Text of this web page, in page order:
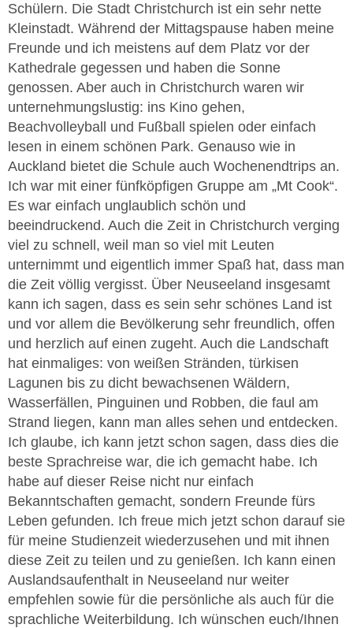
Schülern. Die Stadt Christchurch ist ein sehr nette
Kleinstadt. Während der Mittagspause haben meine
Freunde und ich meistens auf dem Platz vor der
Kathedrale gegessen und haben die Sonne
genossen. Aber auch in Christchurch waren wir
unternehmungslustig: ins Kino gehen,
Beachvolleyball und Fußball spielen oder einfach
lesen in einem schönen Park. Genauso wie in
Auckland bietet die Schule auch Wochenendtrips an.
Ich war mit einer fünfköpfigen Gruppe am „Mt Cook“.
Es war einfach unglaublich schön und
beeindruckend. Auch die Zeit in Christchurch verging
viel zu schnell, weil man so viel mit Leuten
unternimmt und eigentlich immer Spaß hat, dass man
die Zeit völlig vergisst. Über Neuseeland insgesamt
kann ich sagen, dass es sein sehr schönes Land ist
und vor allem die Bevölkerung sehr freundlich, offen
und herzlich auf einen zugeht. Auch die Landschaft
hat einmaliges: von weißen Stränden, türkisen
Lagunen bis zu dicht bewachsenen Wäldern,
Wasserfällen, Pinguinen und Robben, die faul am
Strand liegen, kann man alles sehen und entdecken.
Ich glaube, ich kann jetzt schon sagen, dass dies die
beste Sprachreise war, die ich gemacht habe. Ich
habe auf dieser Reise nicht nur einfach
Bekanntschaften gemacht, sondern Freunde fürs
Leben gefunden. Ich freue mich jetzt schon darauf sie
für meine Studienzeit wiederzusehen und mit ihnen
diese Zeit zu teilen und zu genießen. Ich kann einen
Auslandsaufenthalt in Neuseeland nur weiter
empfehlen sowie für die persönliche als auch für die
sprachliche Weiterbildung. Ich wünschen euch/Ihnen